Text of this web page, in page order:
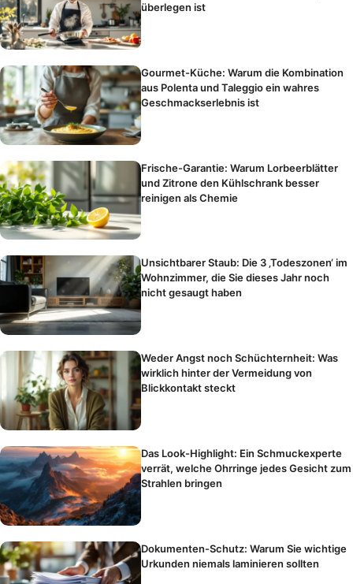
überlegen ist
Gourmet-Küche: Warum die Kombination
aus Polenta und Taleggio ein wahres
Geschmackserlebnis ist
Frische-Garantie: Warum Lorbeerblätter
und Zitrone den Kühlschrank besser
reinigen als Chemie
Unsichtbarer Staub: Die 3 ‚Todeszonen‘ im
Wohnzimmer, die Sie dieses Jahr noch
nicht gesaugt haben
Weder Angst noch Schüchternheit: Was
wirklich hinter der Vermeidung von
Blickkontakt steckt
Das Look-Highlight: Ein Schmuckexperte
verrät, welche Ohrringe jedes Gesicht zum
Strahlen bringen
Dokumenten-Schutz: Warum Sie wichtige
Urkunden niemals laminieren sollten